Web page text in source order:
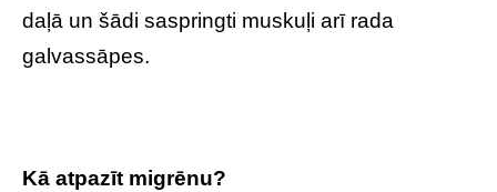
daļā un šādi saspringti muskuļi arī rada
galvassāpes.
Kā atpazīt migrēnu?